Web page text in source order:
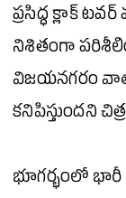
ప్రసిద్ధ క్లాక్
నిశితంగా
విజయనగరం
కనిపిస్తుందని
భూగర్భంలో భారీ